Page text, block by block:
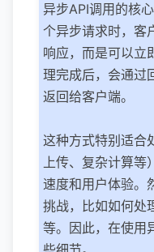
异步API调用的核
个异步请求时，客
响应，而是可以立
理完成后，会通过
返回给客户端。
这种方式特别适合
上传、复杂计算等
速度和用户体验。
挑战，比如如何处
等。因此，在使用